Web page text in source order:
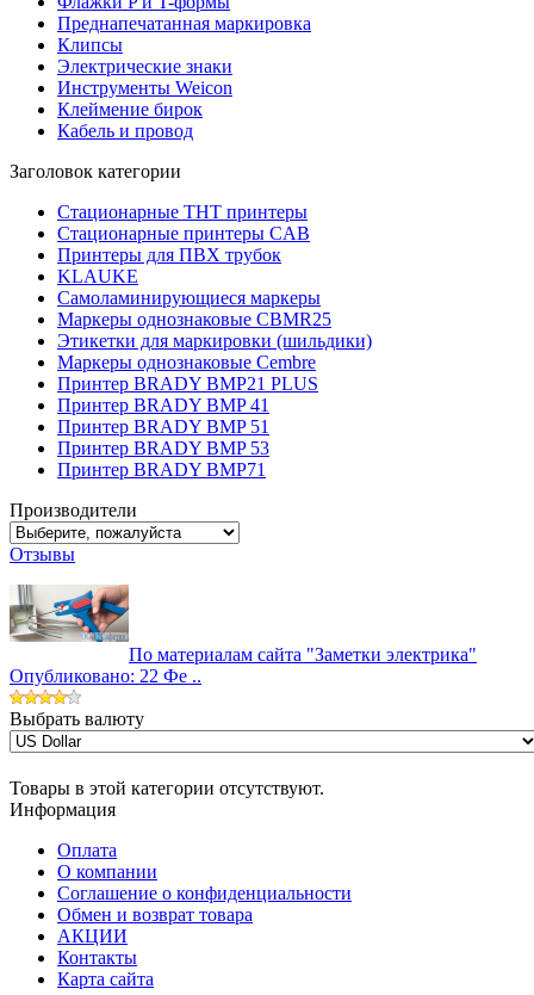
Преднапечатанная маркировка
Клипсы
Электрические знаки
Инструменты Weicon
Клеймение бирок
Кабель и провод
Заголовок категории
Стационарные THT принтеры
Стационарные принтеры CAB
Принтеры для ПВХ трубок
KLAUKE
Самоламинирующиеся маркеры
Маркеры однознаковые CBMR25
Этикетки для маркировки (шильдики)
Маркеры однознаковые Cembre
Принтер BRADY BMP21 PLUS
Принтер BRADY BMP 41
Принтер BRADY BMP 51
Принтер BRADY BMP 53
Принтер BRADY BMP71
Производители
Отзывы
По материалам сайта "Заметки электрика"
Опубликовано: 22 Фе ..
Выбрать валюту
Товары в этой категории отсутствуют.
Информация
Оплата
О компании
Соглашение о конфиденциальности
Обмен и возврат товара
АКЦИИ
Контакты
Карта сайта